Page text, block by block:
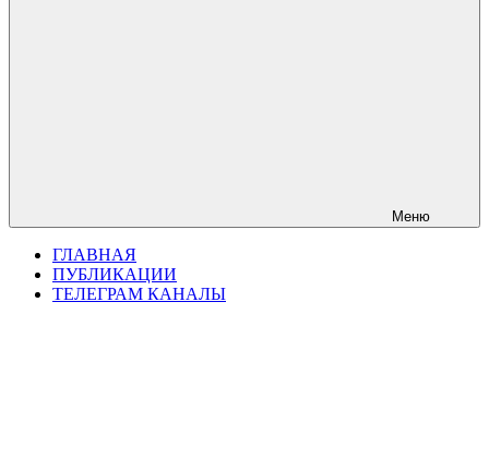
Меню
ГЛАВНАЯ
ПУБЛИКАЦИИ
ТЕЛЕГРАМ КАНАЛЫ